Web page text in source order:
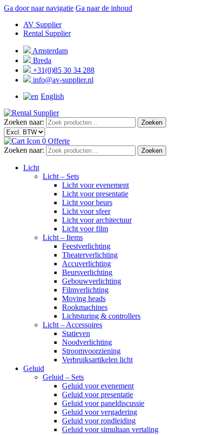
Ga door naar navigatie Ga naar de inhoud
AV Supplier
Rental Supplier
Amsterdam
Breda
+31(0)85 30 34 288
info@av-supplier.nl
English
Zoeken naar: Zoeken
0 Offerte
Zoeken naar:
Zoeken
Licht
Licht – Sets
Licht voor evenement
Licht voor presentatie
Licht voor beurs
Licht voor sfeer
Licht voor architectuur
Licht voor film
Licht – Items
Feestverlichting
Theaterverlichting
Accuverlichting
Beursverlichting
Gebouwverlichting
Filmverlichting
Moving heads
Rookmachines
Lichtsturing & controllers
Licht – Accessoires
Statieven
Noodverlichting
Stroomvoorziening
Verbruiksartikelen licht
Geluid
Geluid – Sets
Geluid voor evenement
Geluid voor presentatie
Geluid voor paneldiscussie
Geluid voor vergadering
Geluid voor rondleiding
Geluid voor simultaan vertaling